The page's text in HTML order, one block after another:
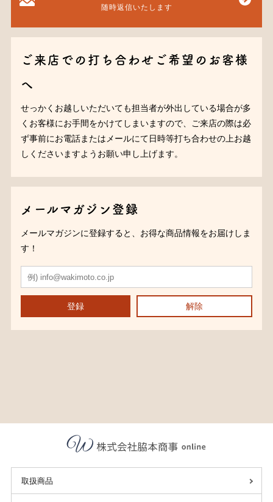
随時返信いたします
ご来店での打ち合わせご希望のお客様
へ
せっかくお越しいただいても担当者が外出している場合が多
くお客様にお手間をかけてしまいますので、ご来店の際は必
ず事前にお電話またはメールにて日時等打ち合わせの上お越
しくださいますようお願い申し上げます。
メールマガジン登録
メールマガジンに登録すると、お得な商品情報をお届けしま
す！
登録 解除
取扱商品